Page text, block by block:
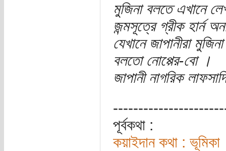
মুজিনা বলতে এখানে
জন্মসূত্রে গ্রীক হার্ন
যেখানে জাপানীরা
বলতো নোপ্পের-বো ।
জাপানী নাগরিক
পূর্বকথা :
কয়াইদান কথা : ভূমিকা